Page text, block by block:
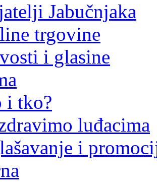
Jabučnjaka
trgovine
i glasine
i tko?
luđacima
i